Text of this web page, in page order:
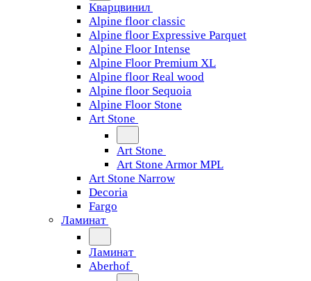
Кварцвинил
Alpine floor classic
Alpine floor Expressive Parquet
Alpine Floor Intense
Alpine Floor Premium XL
Alpine floor Real wood
Alpine floor Sequoia
Alpine Floor Stone
Art Stone
Art Stone
Art Stone Armor MPL
Art Stone Narrow
Decoria
Fargo
Ламинат
Ламинат
Aberhof